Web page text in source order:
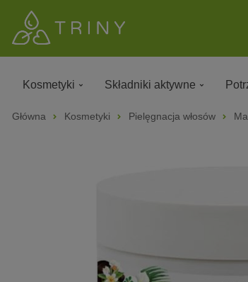
Kosmetyki Składniki aktywne
Główna Kosmetyki Pielęgnacja włosów